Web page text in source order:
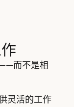
而不是相
灵活的工作